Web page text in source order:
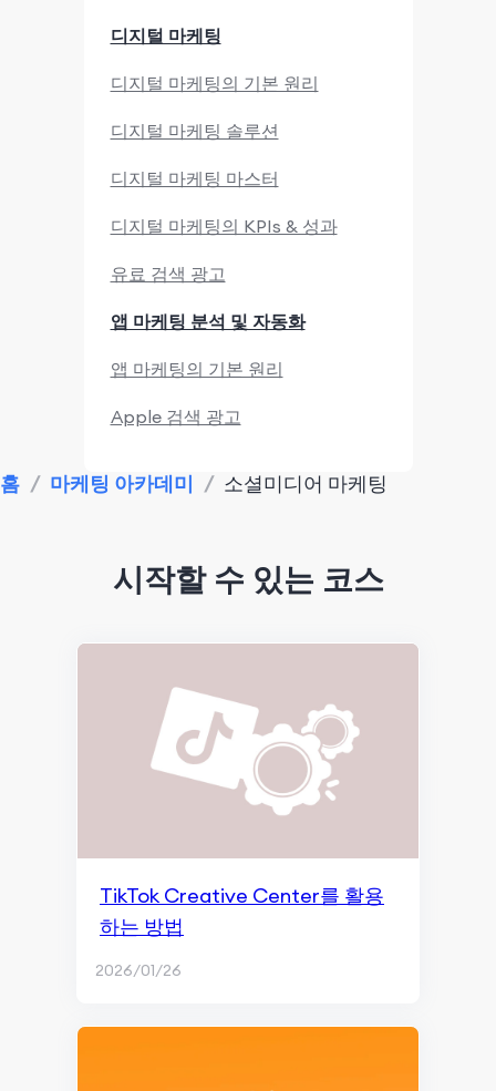
디지털 마케팅
디지털 마케팅의 기본 원리
디지털 마케팅 솔루션
디지털 마케팅 마스터
디지털 마케팅의 KPIs & 성과
유료 검색 광고
앱 마케팅 분석 및 자동화
앱 마케팅의 기본 원리
Apple 검색 광고
모니터링 및 분석 도구
크롤링 및 인덱싱
콘텐츠 마케팅과 페이지 경험
순위 및 검색 결과 표시
SEO 기본 원리
콘텐츠 마케팅
홈 / 마케팅 아카데미 / 소셜미디어 마케팅
시작할 수 있는 코스
TikTok Creative Center를 활용
하는 방법
2026/01/26